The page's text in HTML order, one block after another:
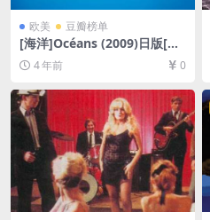
欧美 豆瓣榜单
[海洋]Océans (2009)日版[百
度网盘+迅雷云盘资源1080P
超清未删减][MP4/7.5GB][中
4 年前 0